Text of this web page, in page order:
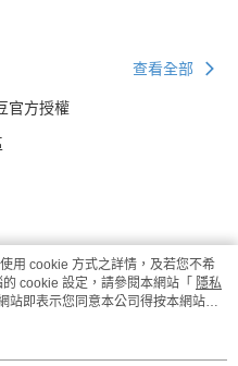
查看全部
官方授權
用 cookie 方式之詳情，及若您不希
cookie 設定，請參閱本網站「 隱私
站即表示您同意本公司得按本網站使